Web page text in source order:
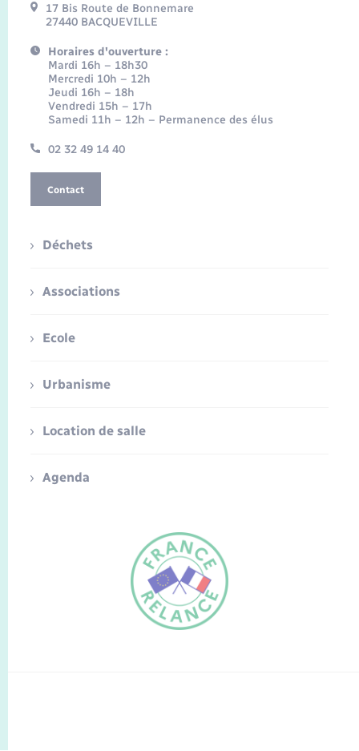
FR
17 Bis Route de Bonnemare
27440 BACQUEVILLE
Horaires d'ouverture :
Mardi 16h – 18h30
Mercredi 10h – 12h
Jeudi 16h – 18h
Vendredi 15h – 17h
Samedi 11h – 12h – Permanence des élus
02 32 49 14 40
Contact
Déchets
Associations
Ecole
Urbanisme
Location de salle
Agenda